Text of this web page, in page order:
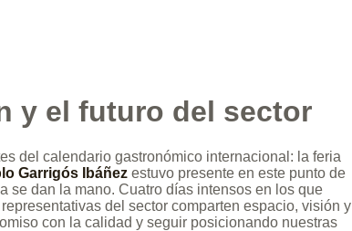
y el futuro del sector
del calendario gastronómico internacional: la feria
Garrigós Ibáñez estuvo presente en este punto de
se dan la mano. Cuatro días intensos en los que
del sector comparten espacio, visión y
con la calidad y seguir posicionando nuestras